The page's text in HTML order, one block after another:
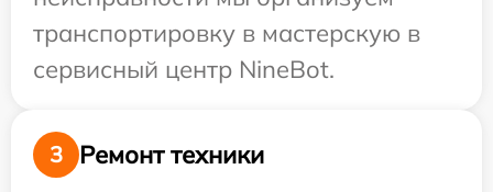
транспортировку в мастерскую в
сервисный центр NineBot.
3
Ремонт техники